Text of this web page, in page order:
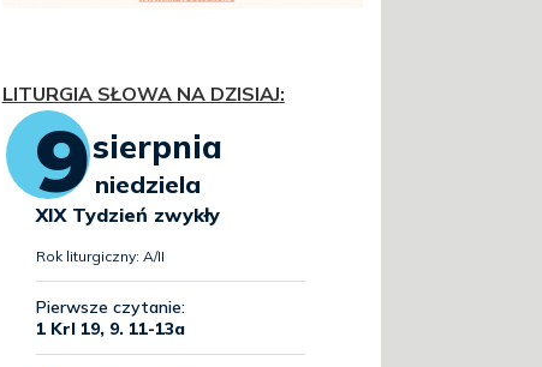
LITURGIA SŁOWA NA DZISIAJ: